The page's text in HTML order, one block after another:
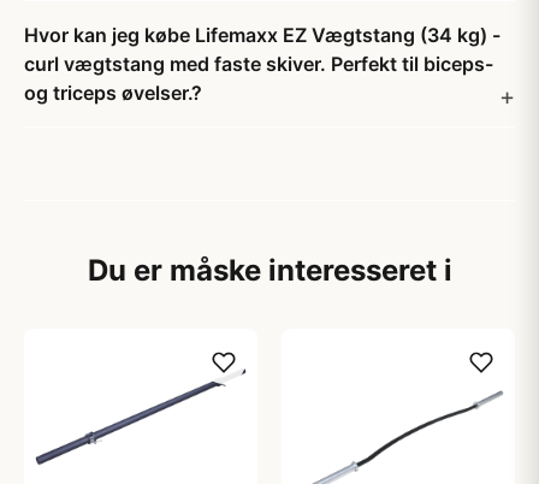
Hvor kan jeg købe Lifemaxx EZ Vægtstang (34 kg) -
curl vægtstang med faste skiver. Perfekt til biceps-
og triceps øvelser.?
Du er måske interesseret i